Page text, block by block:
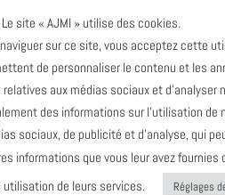
«jam session»à venir ce mois
événement de l'agenda :Octobre 2024
Le site « AJMI » utilise des cookies.
sur ce site, vous acceptez cette
de personnaliser le contenu et les
aux médias sociaux et d’analyser
des informations sur l’utilisation de
sociaux, de publicité et d’analyse, qui
informations que vous leur avez fournies
de leurs services.
Réglages